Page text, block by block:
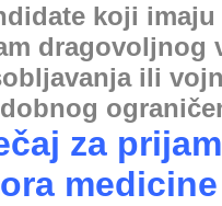
koji imaju
dragovoljnog
ili
za
medicine